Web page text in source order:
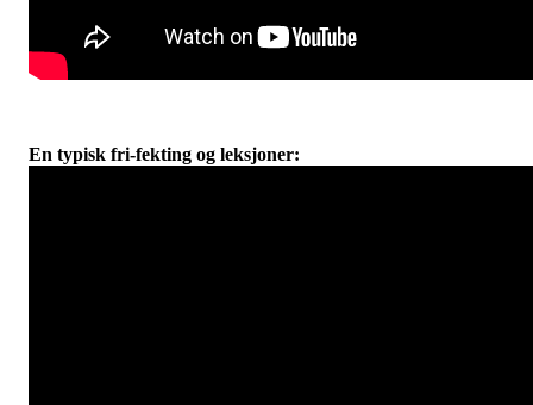
En typisk fri-fekting og leksjoner: